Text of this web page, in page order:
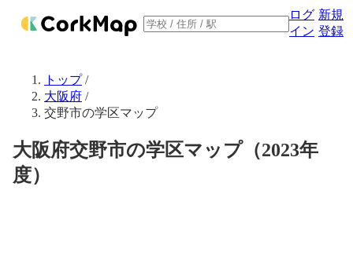
ログ
イン
新規
登録
トップ/
大阪府 /
交野市の学区マップ
大阪府交野市の学区マップ（2023年
度）